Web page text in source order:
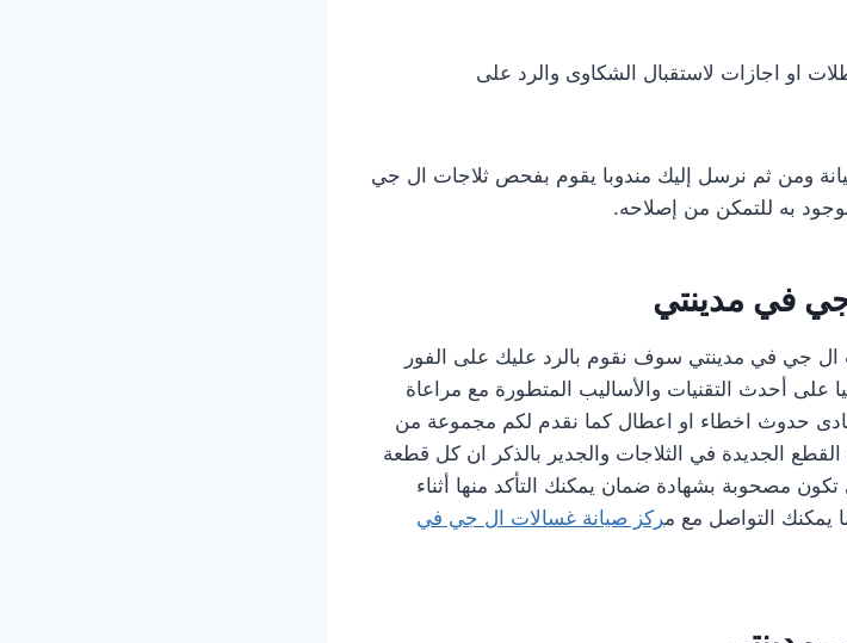
او اجازات لاستقبال الشكاوى والرد على
ومن ثم نرسل إليك مندوبا يقوم بفحص ثلاجات ال جي
به للتمكن من إصلاحه.
جي في مدينتي
ال جي في مدينتي سوف نقوم بالرد عليك على الفور
أحدث التقنيات والأساليب المتطورة مع مراعاة
حدوث اخطاء او اعطال كما نقدم لكم مجموعة من
القطع الجديدة في الثلاجات والجدير بالذكر ان كل قطعة
مصحوبة بشهادة ضمان يمكنك التأكد منها أثناء
يمكنك التواصل مع مركز صيانة غسالات ال جي في